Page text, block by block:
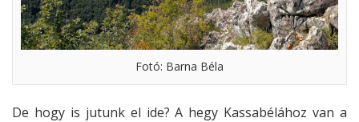
Fotó: Barna Béla
De hogy is jutunk el ide? A hegy Kassabélához van a